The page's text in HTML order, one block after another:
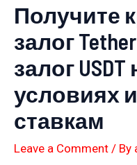
Получите
залог
залог
условиях
ставкам
Leave a Comment / By